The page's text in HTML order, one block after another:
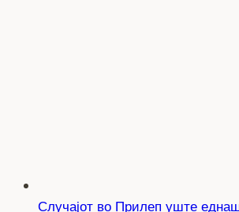
Случајот во Прилеп уште